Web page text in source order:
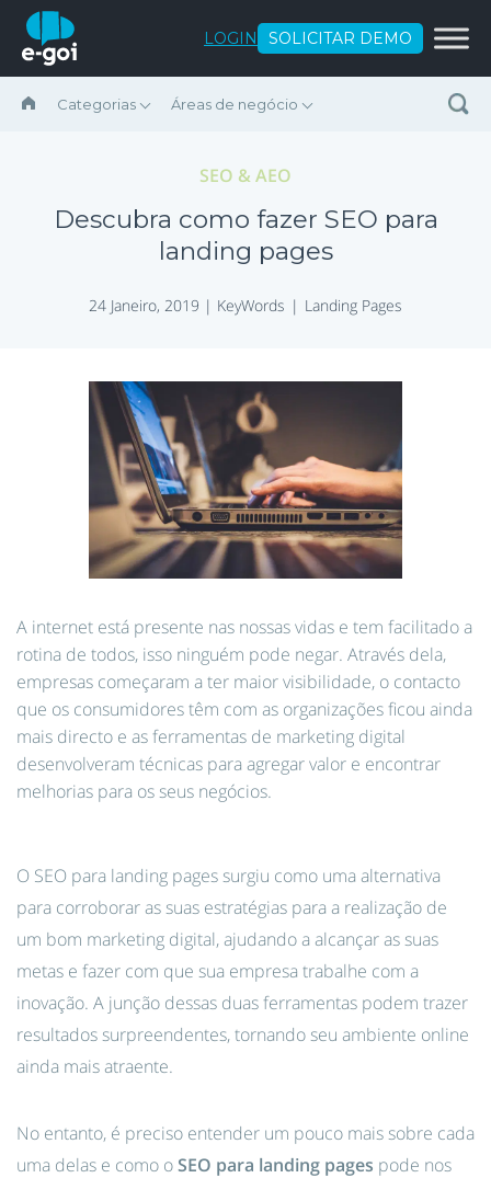
Ir para o conteúdo
LOGIN SOLICITAR DEMO
Categorias Áreas de negócio
SEO & AEO
Descubra como fazer SEO para
landing pages
24 Janeiro, 2019 | KeyWords Landing Pages
A internet está presente nas nossas vidas e tem facilitado a
rotina de todos, isso ninguém pode negar. Através dela,
empresas começaram a ter maior visibilidade, o contacto
que os consumidores têm com as organizações ficou ainda
mais directo e as ferramentas de marketing digital
desenvolveram técnicas para agregar valor e encontrar
melhorias para os seus negócios.
O SEO para landing pages surgiu como uma alternativa
para corroborar as suas estratégias para a realização de
um bom marketing digital, ajudando a alcançar as suas
metas e fazer com que sua empresa trabalhe com a
inovação. A junção dessas duas ferramentas podem trazer
resultados surpreendentes, tornando seu ambiente online
ainda mais atraente.
No entanto, é preciso entender um pouco mais sobre cada
uma delas e como oSEO para landing pages pode nos